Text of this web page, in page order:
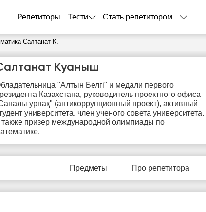
Репетиторы Тести Стать репетитором
Салтанат К.
Куаныш
"Алтын Белгі" и медали первого
Казахстана, руководитель проектного офиса
урпақ" (антикоррупционный проект), активный
университета, член ученого совета университета,
также призер международной олимпиады по
Предметы Про репетитора
вс
9
10
11
12
свободных
Нет
свободных
Нет
свободных
Нет
свободных